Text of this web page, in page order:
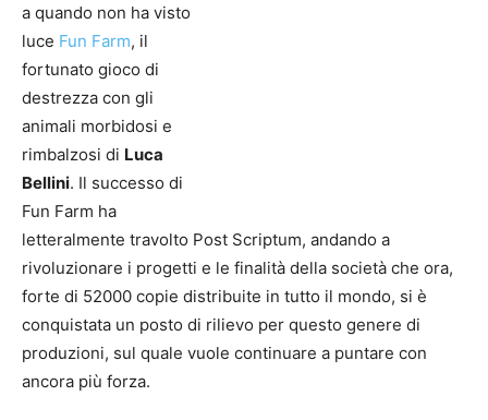
a quando non ha visto
luce Fun Farm, il
fortunato gioco di
destrezza con gli
animali morbidosi e
rimbalzosi di Luca
Bellini. Il successo di
Fun Farm ha
letteralmente travolto Post Scriptum, andando a
rivoluzionare i progetti e le finalità della società che ora,
forte di 52000 copie distribuite in tutto il mondo, si è
conquistata un posto di rilievo per questo genere di
produzioni, sul quale vuole continuare a puntare con
ancora più forza.